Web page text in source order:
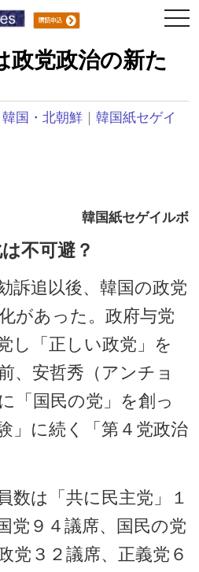
政党政治の新た
韓国・北朝鮮 ｜韓国紙セゲイ
韓国紙セゲイルボ
不可避？
訴追以後、韓国の政党
があった。政府与党
し「正しい政党」を
、安哲秀（アンチョ
「国民の党」を創っ
」に続く「第４党政治
数は「共に民主党」１
党９４議席、国民の党
党３２議席、正義党６